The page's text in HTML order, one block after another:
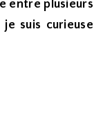
entre plusieurs
suis curieuse